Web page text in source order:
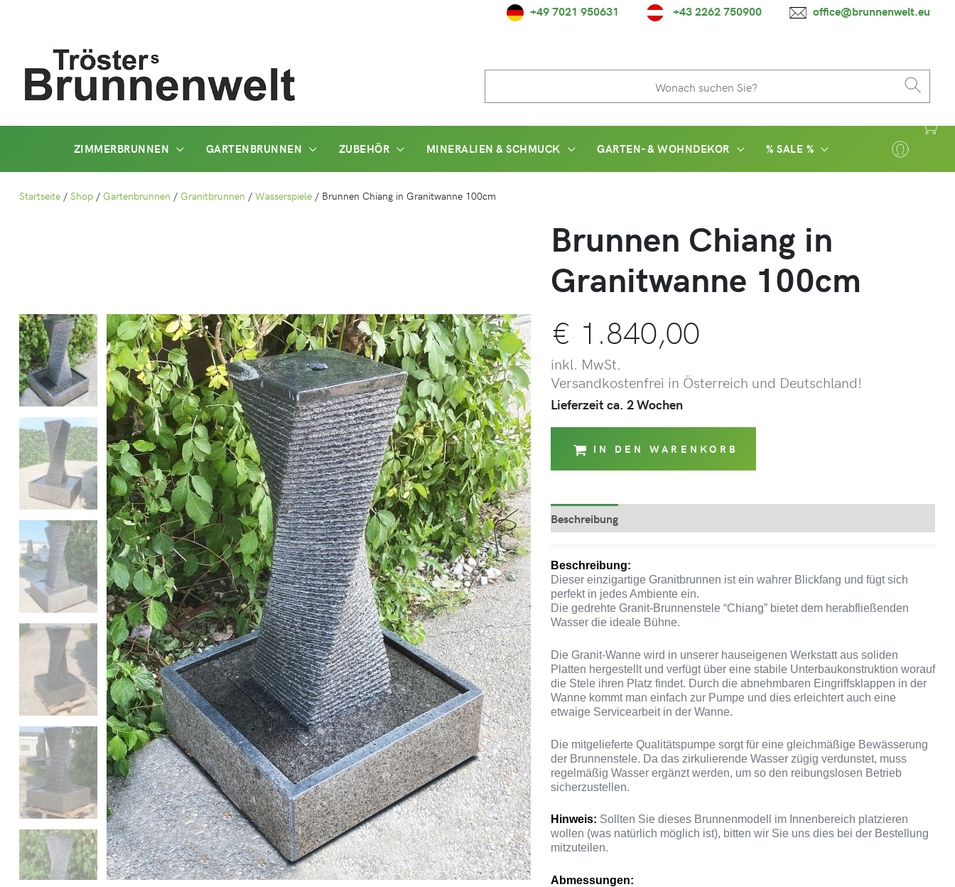
+49 7021 950631 +43 2262 750900 office@brunnenwelt.eu
ZIMMERBRUNNEN GARTENBRUNNEN ZUBEHÖR MINERALIEN & SCHMUCK GARTEN- & WOHNDEKOR % SALE %
Startseite / Shop / Gartenbrunnen / Granitbrunnen / Wasserspiele / Brunnen Chiang in Granitwanne 100cm
Brunnen Chiang in
Granitwanne 100cm
€ 1.840,00
inkl. MwSt.
Versandkostenfrei in Österreich und Deutschland!
Lieferzeit ca. 2 Wochen
IN DEN WARENKORB
Beschreibung
Beschreibung:
Dieser einzigartige Granitbrunnen ist ein wahrer Blickfang und fügt sich
perfekt in jedes Ambiente ein.
Die gedrehte Granit-Brunnenstele “Chiang” bietet dem herabfließenden
Wasser die ideale Bühne.
Die Granit-Wanne wird in unserer hauseigenen Werkstatt aus soliden
Platten hergestellt und verfügt über eine stabile Unterbaukonstruktion worauf
die Stele ihren Platz findet. Durch die abnehmbaren Eingriffsklappen in der
Wanne kommt man einfach zur Pumpe und dies erleichtert auch eine
etwaige Servicearbeit in der Wanne.
Die mitgelieferte Qualitätspumpe sorgt für eine gleichmäßige Bewässerung
der Brunnenstele. Da das zirkulierende Wasser zügig verdunstet, muss
regelmäßig Wasser ergänzt werden, um so den reibungslosen Betrieb
sicherzustellen.
Hinweis: Sollten Sie dieses Brunnenmodell im Innenbereich platzieren
wollen (was natürlich möglich ist), bitten wir Sie uns dies bei der Bestellung
mitzuteilen.
Abmessungen: